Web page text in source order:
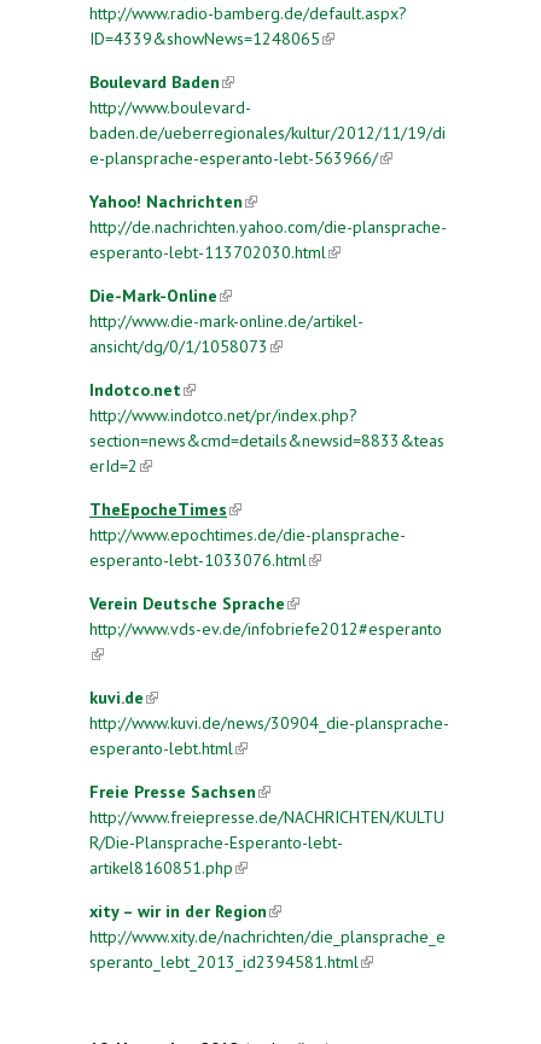
http://www.radio-bamberg.de/default.aspx?
ID=4339&showNews=1248065(link is external)
Boulevard Baden(link is external)
http://www.boulevard-
baden.de/ueberregionales/kultur/2012/11/19/di
e-plansprache-esperanto-lebt-563966/(link is
Yahoo! Nachrichten(link is external)
http://de.nachrichten.yahoo.com/die-plansprache-
esperanto-lebt-113702030.html (link is external)
Die-Mark-Online(link is external)
http://www.die-mark-online.de/artikel-
ansicht/dg/0/1/1058073 (link is external)
Indotco.net(link is external)
http://www.indotco.net/pr/index.php?
section=news&cmd=details&newsid=8833&teas
erId=2 (link is external)
TheEpocheTimes(link is external)
http://www.epochtimes.de/die-plansprache-
esperanto-lebt-1033076.html (link is external)
Verein Deutsche Sprache(link is external)
http://www.vds-ev.de/infobriefe2012#esperanto
(link is external)
kuvi.de(link is external)
http://www.kuvi.de/news/30904_die-plansprache-
esperanto-lebt.html (link is external)
Freie Presse Sachsen(link is external)
http://www.freiepresse.de/NACHRICHTEN/KULTU
R/Die-Plansprache-Esperanto-lebt-
artikel8160851.php(link is external)
xity – wir in der Region(link is external)
http://www.xity.de/nachrichten/die_plansprache_e
speranto_lebt_2013_id2394581.html (link is